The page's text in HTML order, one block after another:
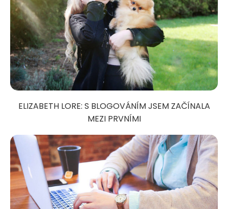
ELIZABETH LORE: S BLOGOVÁNÍM JSEM ZAČÍNALA
MEZI PRVNÍMI